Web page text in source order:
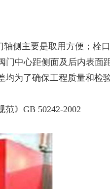
侧主要是取用方便；栓
门中心距侧面及后内表面
均为了确保工程质量和检
》GB 50242-2002